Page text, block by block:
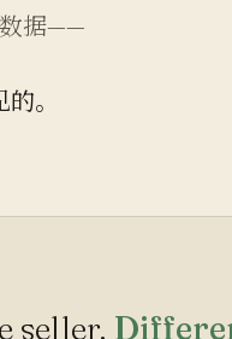
数据——
。
seller.